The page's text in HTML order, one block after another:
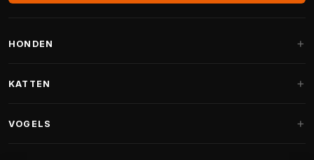
HONDEN
Fantail hondenmanden
KATTEN
VOGELS